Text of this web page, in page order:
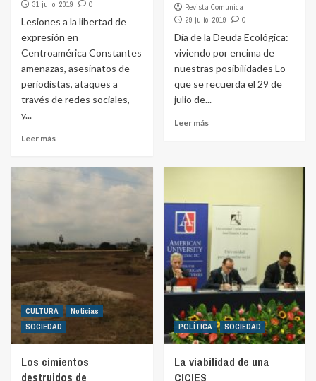
31 julio, 2019
0
Lesiones a la libertad de
expresión en
Centroamérica Constantes
amenazas, asesinatos de
periodistas, ataques a
través de redes sociales,
y...
Leer más
Revista Comunica
29 julio, 2019
0
Día de la Deuda Ecológica:
viviendo por encima de
nuestras posibilidades Lo
que se recuerda el 29 de
julio de...
Leer más
CULTURA
Noticias
SOCIEDAD
Los cimientos
destruidos de
POLÍTICA SOCIEDAD
La viabilidad de una
CICIES